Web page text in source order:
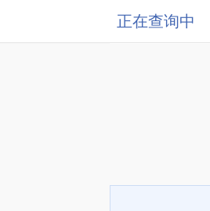
正在查询中